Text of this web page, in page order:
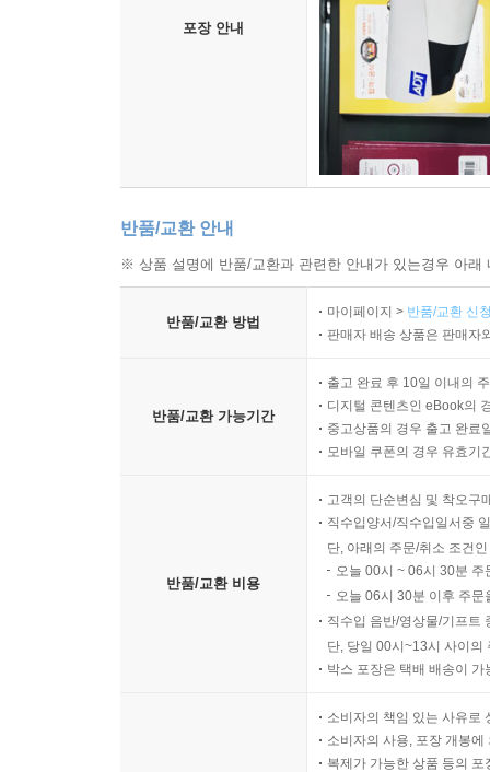
포장 안내
반품/교환 안내
※ 상품 설명에 반품/교환과 관련한 안내가 있는경우 아
반품/교환 방법
마이페이지 > 반품/교환 신
판매자 배송 상품은 판매자
반품/교환 가능기간
출고 완료 후 10일 이내의
디지털 콘텐츠인 eBook의
중고상품의 경우 출고 완료
모바일 쿠폰의 경우 유효기
반품/교환 비용
고객의 단순변심 및 착오구
직수입양서/직수입일서중
단, 아래의 주문/취소 조건
오늘 00시 ~ 06시 30분
오늘 06시 30분 이후 주
직수입 음반/영상물/기프트
단, 당일 00시~13시 사이의
박스 포장은 택배 배송이
소비자의 책임 있는 사유로
소비자의 사용, 포장 개봉
복제가 가능한 상품 등의